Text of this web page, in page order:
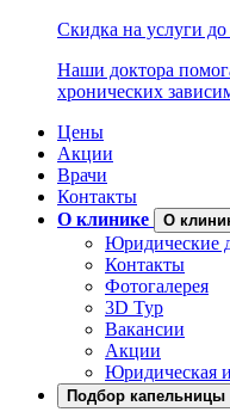
Скидка на услуги
Наши доктора
хронических
Цены
Акции
Врачи
Контакты
О клинике
О
Юридические
Контакты
Фотогалерея
3D Тур
Вакансии
Акции
Юридическая
Подбор капельницы